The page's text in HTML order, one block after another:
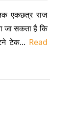
एकछत्र राज
जा सकता है कि
टेक... Read